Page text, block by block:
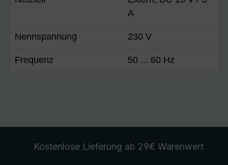
A
Nennspannung 230 V
Frequenz 50 ... 60 Hz
Kostenlose Lieferung ab 29€ Warenwert